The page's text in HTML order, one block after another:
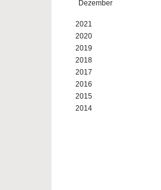
Dezember
2021
2020
2019
2018
2017
2016
2015
2014